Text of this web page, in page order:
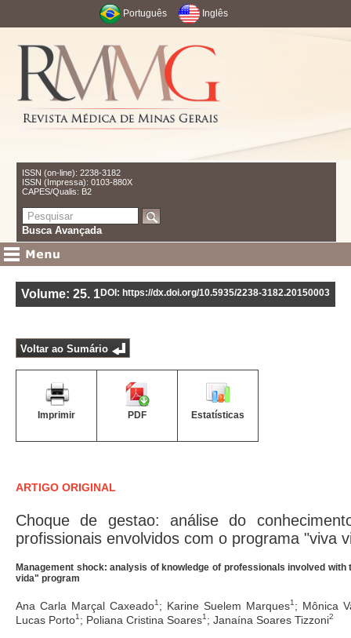
Português Inglês
ISSN (on-line): 2238-3182
ISSN (Impressa): 0103-880X
CAPES/Qualis: B2
Busca Avançada
Volume: 25. 1DOI: https://dx.doi.org/10.5935/2238-3182.20150003
Voltar ao Sumário
Imprimir PDF Estatísticas
ARTIGO ORIGINAL
Choque de gestao: análise do
profissionais envolvidos com o programa "viva
Management shock: analysis of knowledge of professionals involved with
vida" program
Ana Carla Marçal Caxeado1 ; Karine Suelem Marques1 ; Mônica
Lucas Porto1 ; Poliana Cristina Soares1 ; Janaína Soares Tizzoni2